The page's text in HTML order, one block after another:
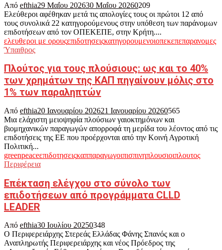
Από efthia29 Μαΐου 202630 Μαΐου 20260209
Ελεύθεροι αφέθηκαν μετά τις απολογίες τους οι πρώτοι 12 από
τους συνολικά 22 κατηγορούμενους στην υπόθεση των παράνομων
επιδοτήσεων από τον ΟΠΕΚΕΠΕ, στην Κρήτη....
ελευθεροι με ορουςεπιδοτησειςκατηγορουμενοιοπεκεπεπαρανομες
Ύπαιθρος
Πλούτος για τους πλούσιους: ως και το 40%
των χρημάτων της ΚΑΠ πηγαίνουν μόλις στο
1% των παραληπτών
Από efthia20 Ιανουαρίου 202621 Ιανουαρίου 20260565
Μια ελάχιστη μειοψηφία πλούσιων γαιοκτημόνων και
βιομηχανικών παραγωγών απορροφά τη μερίδα του λέοντος από τις
επιδοτήσεις της ΕΕ που προέρχονται από την Κοινή Αγροτική
Πολιτική...
greenpeaceεπιδοτησειςκαππαραγωγοιπισπινηπλουσιοιπλουτος
Περιφέρεια
Επέκταση ελέγχου στο σύνολο των
επιδοτήσεων από προγράμματα CLLD
LEADER
Από efthia30 Ιουλίου 20250348
Ο Περιφερειάρχης Στερεάς Ελλάδας Φάνης Σπανός και ο
Αναπληρωτής Περιφερειάρχης και νέος Πρόεδρος της